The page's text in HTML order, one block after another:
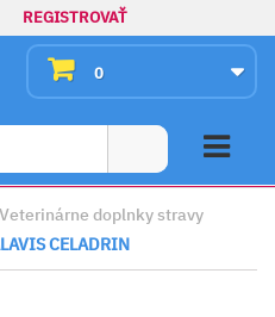
REGISTROVAŤ
0
Veterinárne doplnky stravy
CELADRIN